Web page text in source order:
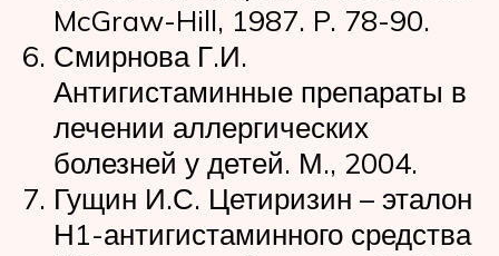
McGraw-Hill, 1987. P. 78-90.
Смирнова Г.И.
Антигистаминные препараты в
лечении аллергических
болезней у детей. М., 2004.
Гущин И.С. Цетиризин – эталон
Н1-антигистаминного средства